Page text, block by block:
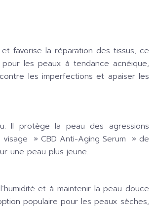
favorise la réparation des tissus, ce
les peaux à tendance acnéique,
les imperfections et apaiser les
Il protège la peau des agressions
visage » CBD Anti-Aging Serum » de
une peau plus jeune.
et à maintenir la peau douce
populaire pour les peaux sèches,